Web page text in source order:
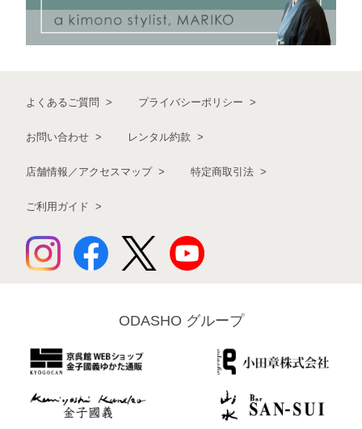
よくあるご質問 プライバシーポリシー
お問い合わせ レンタル約款
店舗情報／アクセスマップ 特定商取引法
ご利用ガイド
ODASHO グループ